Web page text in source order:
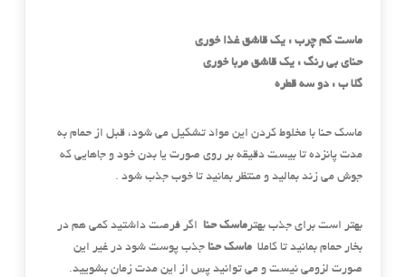
ماست کم چرب : یک قاشق غذا خوری
حنای بی رنگ : یک قاشق مربا خوری
گلا ب : دو سه قطره
ماسک حنا با مخلوط کردن این مواد تشکیل می شود، قبل از حمام به
مدت پانزده تا بیست دقیقه بر روی صورت یا بدن خود و جاهایی که
جوش می زند بمالید و منتظر بمانید تا خوب جذب شود .
بهتر است برای جذب بهترماسک حنا اگر فرصت داشتید کمی هم در
بخار حمام بمانید تا کاملا ماسک حنا جذب پوست شود در غیر این
صورت لزومی نیست و می توانید پس از این مدت زمان بشویید.